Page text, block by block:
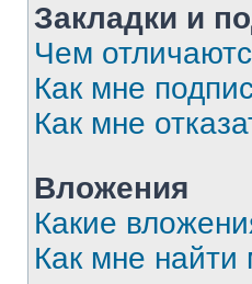
Закладки и
Чем
Как мне
Как мне
Вложения
Какие
Как мне